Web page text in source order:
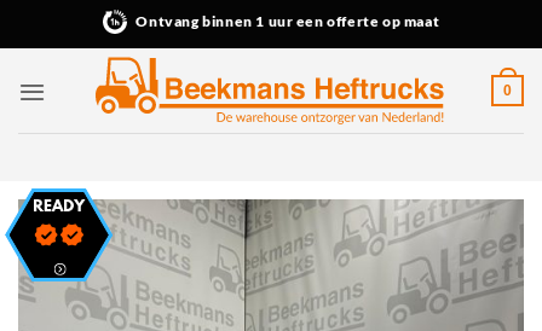
Ontvang binnen 1 uur een offerte op maat
0